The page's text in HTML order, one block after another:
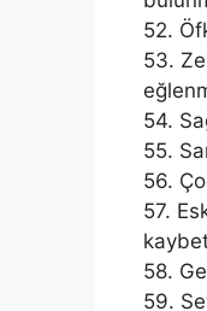
52.
53.
54.
55.
56.
57.
58.
59.